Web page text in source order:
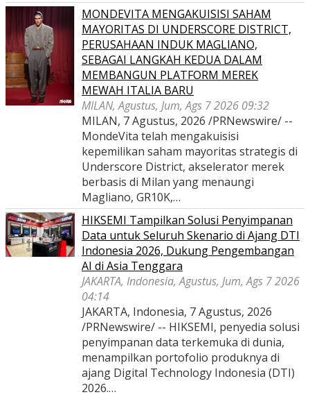
MONDEVITA MENGAKUISISI SAHAM
MAYORITAS DI UNDERSCORE DISTRICT,
PERUSAHAAN INDUK MAGLIANO,
SEBAGAI LANGKAH KEDUA DALAM
MEMBANGUN PLATFORM MEREK
MEWAH ITALIA BARU
MILAN, Agustus, Jum, Ags 7 2026 09:32
MILAN, 7 Agustus, 2026 /PRNewswire/ --
MondeVita telah mengakuisisi
kepemilikan saham mayoritas strategis di
Underscore District, akselerator merek
berbasis di Milan yang menaungi
Magliano, GR10K,…
HIKSEMI Tampilkan Solusi Penyimpanan
Data untuk Seluruh Skenario di Ajang DTI
Indonesia 2026, Dukung Pengembangan
AI di Asia Tenggara
JAKARTA, Indonesia, Agustus, Jum, Ags 7 2026
04:14
JAKARTA, Indonesia, 7 Agustus, 2026
/PRNewswire/ -- HIKSEMI, penyedia solusi
penyimpanan data terkemuka di dunia,
menampilkan portofolio produknya di
ajang Digital Technology Indonesia (DTI)
2026.…